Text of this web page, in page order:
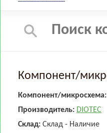
Компонент/
Компонент/микросхема:
Производитель: DIOTEC
Склад: Склад - Наличие